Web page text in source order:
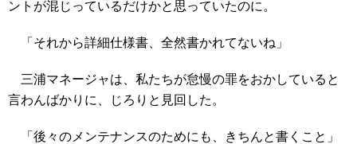
ントが混じっているだけかと思っていたのに。
「それから詳細仕様書、全然書かれてないね」
三浦マネージャは、私たちが怠慢の罪をおかしていると
言わんばかりに、じろりと見回した。
「後々のメンテナンスのためにも、きちんと書くこと」